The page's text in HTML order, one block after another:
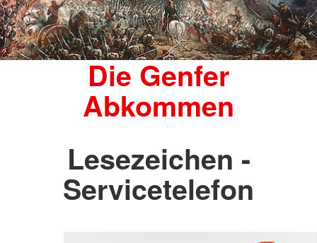
Die Genfer
Abkommen
Lesezeichen -
Servicetelefon